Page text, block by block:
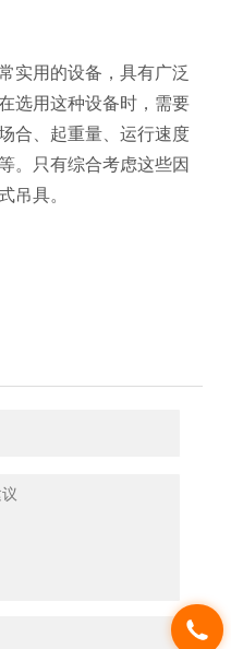
实用的设备，具有广泛
选用这种设备时，需要
合、起重量、运行速度
。只有综合考虑这些因
吊具。